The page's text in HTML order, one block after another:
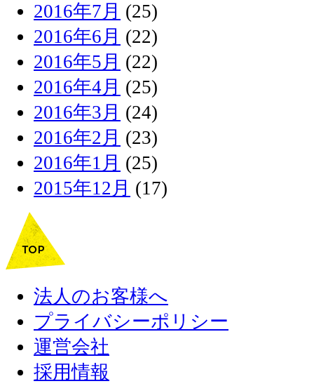
2016年7月 (25)
2016年6月 (22)
2016年5月 (22)
2016年4月 (25)
2016年3月 (24)
2016年2月 (23)
2016年1月 (25)
2015年12月 (17)
法人のお客様へ
プライバシーポリシー
運営会社
採用情報